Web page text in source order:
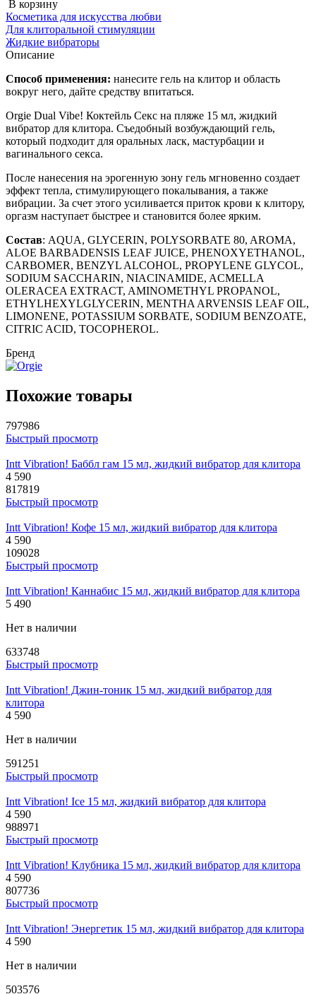
В корзину
Косметика для искусства любви
Для клиторальной стимуляции
Жидкие вибраторы
Описание
Способ применения: нанесите гель на клитор и область
вокруг него, дайте средству впитаться.
Orgie Dual Vibe! Коктейль Секс на пляже 15 мл, жидкий
вибратор для клитора. Съедобный возбуждающий гель,
который подходит для оральных ласк, мастурбации и
вагинального секса.
После нанесения на эрогенную зону гель мгновенно создает
эффект тепла, стимулирующего покалывания, а также
вибрации. За счет этого усиливается приток крови к клитору,
оргазм наступает быстрее и становится более ярким.
Состав: AQUA, GLYCERIN, POLYSORBATE 80, AROMA,
ALOE BARBADENSIS LEAF JUICE, PHENOXYETHANOL,
CARBOMER, BENZYL ALCOHOL, PROPYLENE GLYCOL,
SODIUM SACCHARIN, NIACINAMIDE, ACMELLA
OLERACEA EXTRACT, AMINOMETHYL PROPANOL,
ETHYLHEXYLGLYCERIN, MENTHA ARVENSIS LEAF OIL,
LIMONENE, POTASSIUM SORBATE, SODIUM BENZOATE,
CITRIC ACID, TOCOPHEROL.
Бренд
Похожие товары
797986
Быстрый просмотр
Intt Vibration! Баббл гам 15 мл, жидкий вибратор для клитора
4 590
817819
Быстрый просмотр
Intt Vibration! Кофе 15 мл, жидкий вибратор для клитора
4 590
109028
Быстрый просмотр
Intt Vibration! Каннабис 15 мл, жидкий вибратор для клитора
5 490
Нет в наличии
633748
Быстрый просмотр
Intt Vibration! Джин-тоник 15 мл, жидкий вибратор для
клитора
4 590
Нет в наличии
591251
Быстрый просмотр
Intt Vibration! Ice 15 мл, жидкий вибратор для клитора
4 590
988971
Быстрый просмотр
Intt Vibration! Клубника 15 мл, жидкий вибратор для клитора
4 590
807736
Быстрый просмотр
Intt Vibration! Энергетик 15 мл, жидкий вибратор для клитора
4 590
Нет в наличии
503576